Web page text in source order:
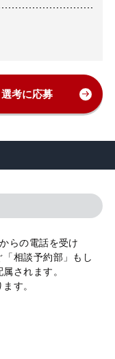
選考に応募
らの電話を受け
相談予約部」もし
されます。
す。